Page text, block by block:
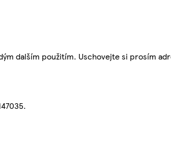
dalším použitím. Uschovejte si prosím